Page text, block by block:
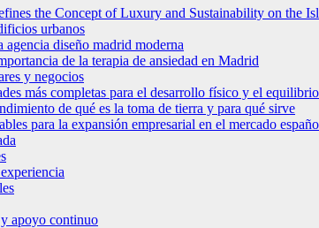
the Concept of Luxury and Sustainability on the
urbanos
diseño madrid moderna
de la terapia de ansiedad en Madrid
y negocios
más completas para el desarrollo físico y el
de qué es la toma de tierra y para qué sirve
para la expansión empresarial en el mercado
apoyo continuo